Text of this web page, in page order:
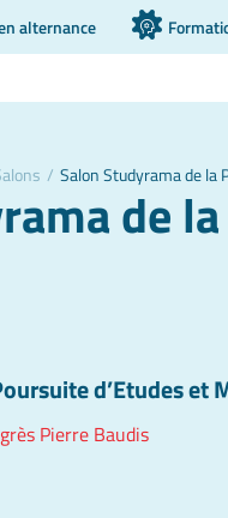
alternance
/ Salon Studyrama de la
de
d’Etudes et
Pierre Baudis